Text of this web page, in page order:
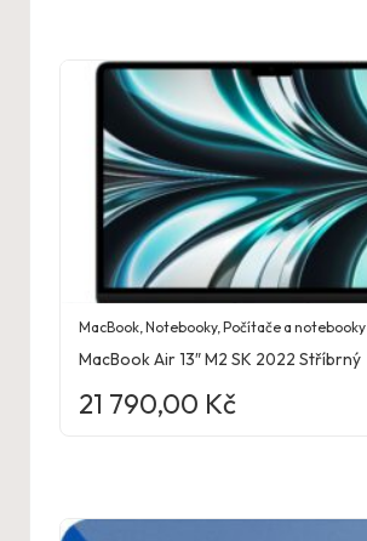
MacBook,Notebooky,Počítače a notebooky
MacBook Air 13″ M2 SK 2022 Stříbrný
21 790,00 Kč